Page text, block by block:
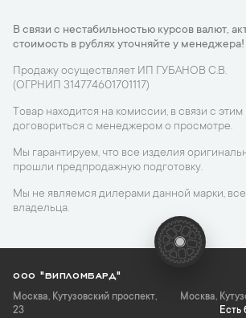
В связи с нестабильностью курсов валют,
стоимость в рублях уточняйте у менеджера!
Продажу осуществляет ИП ГУБАНОВ С.В.
(ОГРНИП 314774601701117)
Товар находится на комиссии, в связи с
договориться с менеджером о просмотре.
Мы гарантируем, что все изделия
прошли предпродажную подготовку.
Мы не являемся дилерами данной марки,
владельца.
ООО "ВИПЛОМБАРД"
Москва, Кутузовский проспект,
23
Москва,
Есть